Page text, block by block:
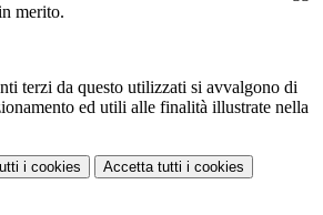
merito.
terzi da questo utilizzati si avvalgono di
ed utili alle finalità illustrate nella
i cookies Accetta tutti i cookies